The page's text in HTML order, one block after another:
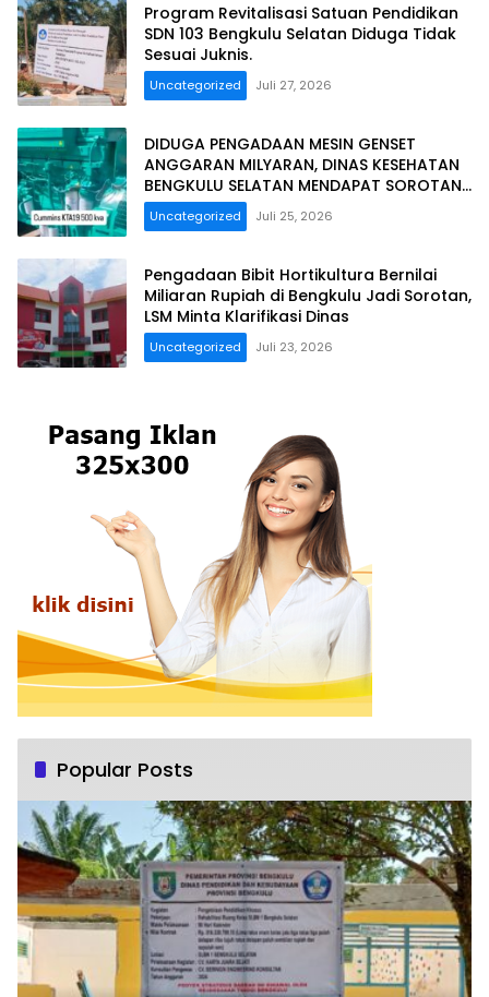
Program Revitalisasi Satuan Pendidikan
SDN 103 Bengkulu Selatan Diduga Tidak
Sesuai Juknis.
Uncategorized Juli 27, 2026
DIDUGA PENGADAAN MESIN GENSET
ANGGARAN MILYARAN, DINAS KESEHATAN
BENGKULU SELATAN MENDAPAT SOROTAN
MASYARAKAT RELASI PUBLIK.
Uncategorized Juli 25, 2026
Pengadaan Bibit Hortikultura Bernilai
Miliaran Rupiah di Bengkulu Jadi Sorotan,
LSM Minta Klarifikasi Dinas
Uncategorized Juli 23, 2026
Popular Posts